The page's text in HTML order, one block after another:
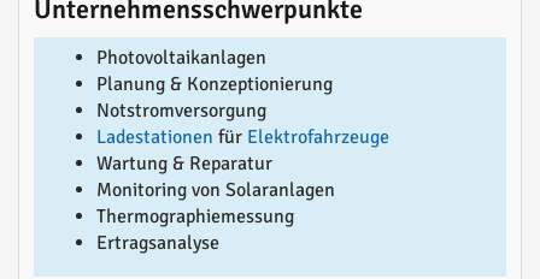
Unternehmensschwerpunkte
Photovoltaikanlagen
Planung & Konzeptionierung
Notstromversorgung
Ladestationen für Elektrofahrzeuge
Wartung & Reparatur
Monitoring von Solaranlagen
Thermographiemessung
Ertragsanalyse